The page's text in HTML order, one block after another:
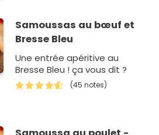
Samoussas au bœuf et
Bresse Bleu
Une entrée apéritive au
Bresse Bleu ! ça vous dit ?
(45 notes)